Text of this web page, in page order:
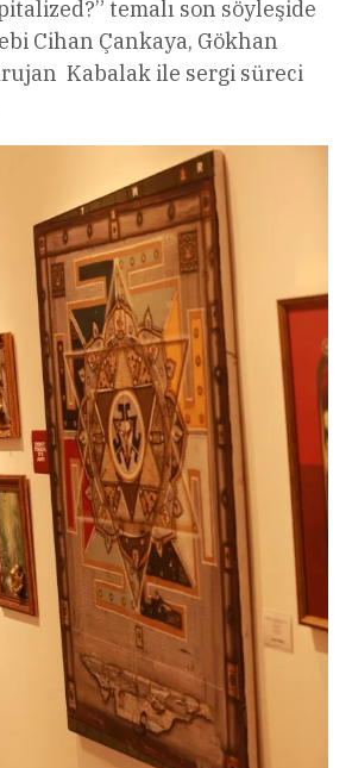
temalı son söyleşide
Cihan Çankaya, Gökhan
Kabalak ile sergi süreci